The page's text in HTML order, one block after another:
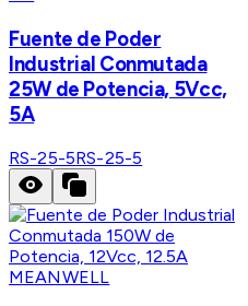
Fuente de Poder
Industrial Conmutada
25W de Potencia, 5Vcc,
5A
RS-25-5RS-25-5
MEANWELL